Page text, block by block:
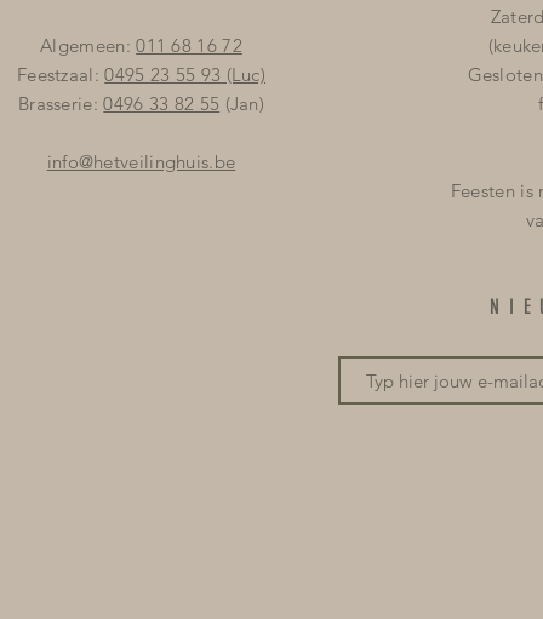
Algemeen:011 68 16 72
Feestzaal:0495 23 55 93 (Luc)
Brasserie:0496 33 82 55 (Jan)
info@hetveilinghuis.be
Feesten